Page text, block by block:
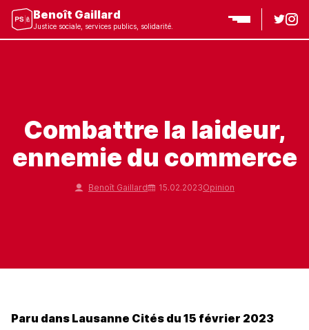
Benoît Gaillard
Justice sociale, services publics, solidarité.
Combattre la laideur,
ennemie du commerce
Benoît Gaillard 15.02.2023Opinion
Paru dans Lausanne Cités du 15 février 2023